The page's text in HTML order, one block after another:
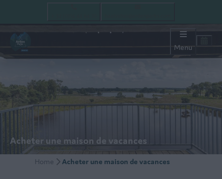
Menu
Acheter une maison de vacances
Home Acheter une maison de vacances